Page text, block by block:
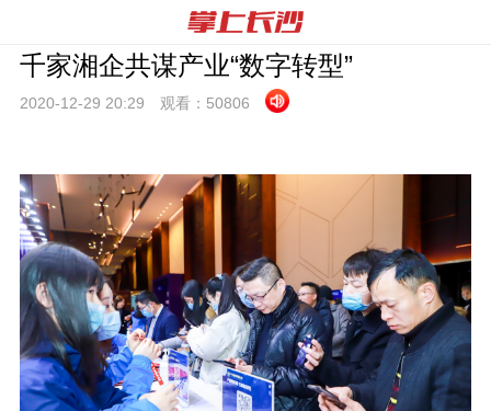
千家湘企共谋产业“数字转型”
2020-12-29 20:29 观看： 50806